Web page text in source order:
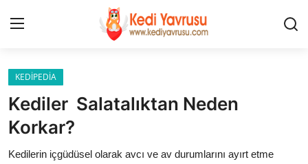
Giriş
HAKKIMIZDA
KEDİPEDİA
Kediler Salatalıktan Neden
Korkar?
Kedilerin içgüdüsel olarak avcı ve av durumlarını ayırt etme